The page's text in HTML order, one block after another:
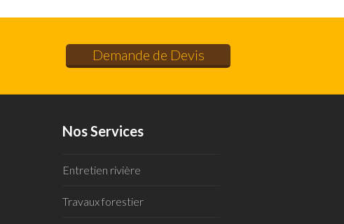
Demande de Devis
Nos Services
Entretien rivière
Travaux forestier